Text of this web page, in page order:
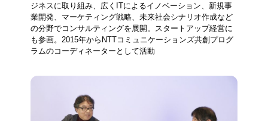
ジネスに取り組み、広くITによるイノベーション、新規事
業開発、マーケティング戦略、未来社会シナリオ作成など
の分野でコンサルティングを展開。スタートアップ経営に
も参画。2015年からNTTコミュニケーションズ共創プログ
ラムのコーディネーターとして活動